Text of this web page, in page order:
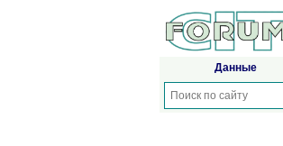
Данные